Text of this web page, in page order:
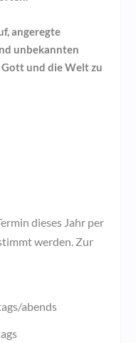
angeregte
unbekannten
und die Welt zu
dieses Jahr per
werden. Zur
abends